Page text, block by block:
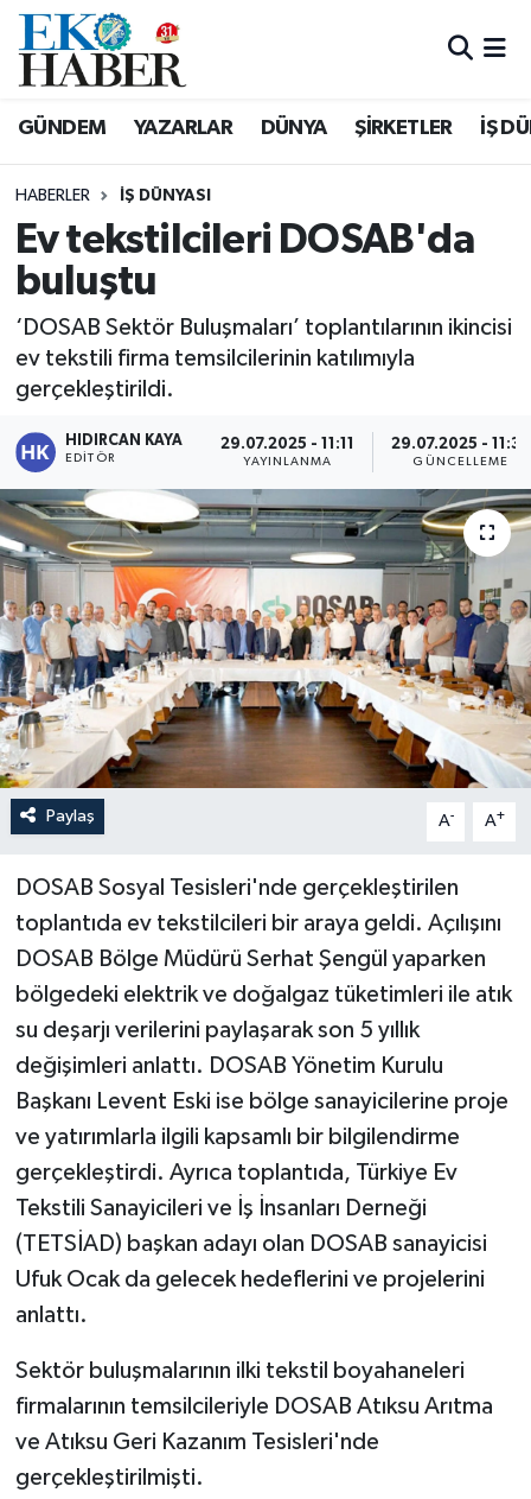
GÜNDEM YAZARLAR DÜNYA ŞİRKETLER İŞ
HABERLER İŞ DÜNYASI
Ev tekstilcileri DOSAB'da
buluştu
‘DOSAB Sektör Buluşmaları’ toplantılarının ikincisi
ev tekstili firma temsilcilerinin katılımıyla
gerçekleştirildi.
HIDIRCAN KAYA
EDITÖR
29.07.2025 - 11:11
YAYINLANMA
29.07.2025 - 11:33
GÜNCELLEME
Paylaş A- A+
DOSAB Sosyal Tesisleri'nde gerçekleştirilen
toplantıda ev tekstilcileri bir araya geldi. Açılışını
DOSAB Bölge Müdürü Serhat Şengül yaparken
bölgedeki elektrik ve doğalgaz tüketimleri ile atık
su deşarjı verilerini paylaşarak son 5 yıllık
değişimleri anlattı. DOSAB Yönetim Kurulu
Başkanı Levent Eski ise bölge sanayicilerine proje
ve yatırımlarla ilgili kapsamlı bir bilgilendirme
gerçekleştirdi. Ayrıca toplantıda, Türkiye Ev
Tekstili Sanayicileri ve İş İnsanları Derneği
(TETSİAD) başkan adayı olan DOSAB sanayicisi
Ufuk Ocak da gelecek hedeflerini ve projelerini
anlattı.
Sektör buluşmalarının ilki tekstil boyahaneleri
firmalarının temsilcileriyle DOSAB Atıksu Arıtma
ve Atıksu Geri Kazanım Tesisleri'nde
gerçekleştirilmişti.
Hava Durumu
Tüm Manşetler
Son Dakika Haberleri
Haber Arşivi